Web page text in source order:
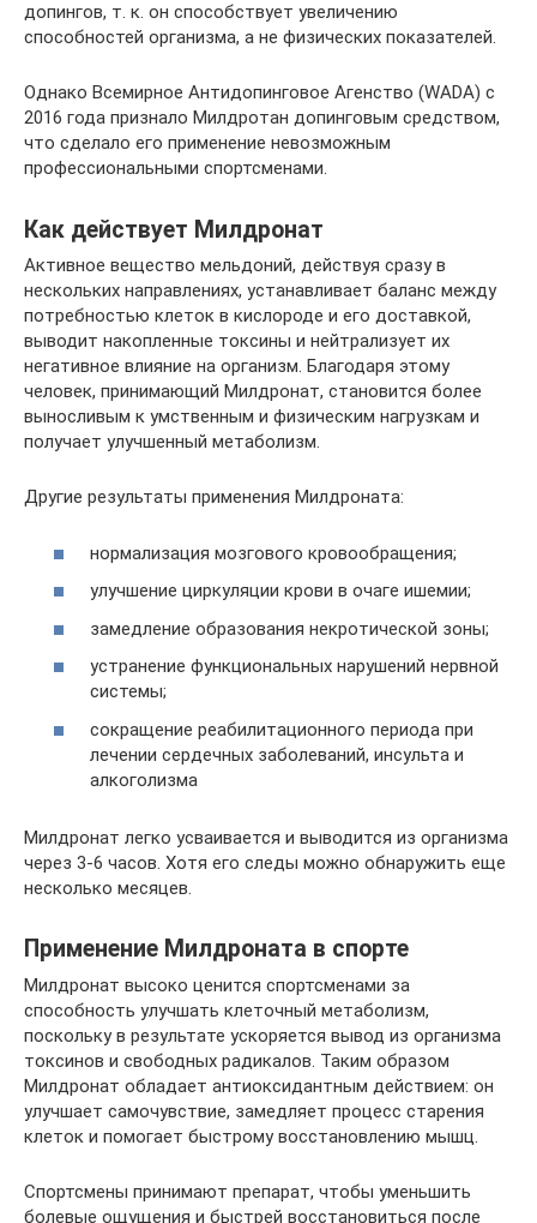
допингов, т. к. он способствует увеличению
способностей организма, а не физических показателей.
Однако Всемирное Антидопинговое Агенство (WADA) с
2016 года признало Милдротан допинговым средством,
что сделало его применение невозможным
профессиональными спортсменами.
Как действует Милдронат
Активное вещество мельдоний, действуя сразу в
нескольких направлениях, устанавливает баланс между
потребностью клеток в кислороде и его доставкой,
выводит накопленные токсины и нейтрализует их
негативное влияние на организм. Благодаря этому
человек, принимающий Милдронат, становится более
выносливым к умственным и физическим нагрузкам и
получает улучшенный метаболизм.
Другие результаты применения Милдроната:
нормализация мозгового кровообращения;
улучшение циркуляции крови в очаге ишемии;
замедление образования некротической зоны;
устранение функциональных нарушений нервной
системы;
сокращение реабилитационного периода при
лечении сердечных заболеваний, инсульта и
алкоголизма
Милдронат легко усваивается и выводится из организма
через 3-6 часов. Хотя его следы можно обнаружить еще
несколько месяцев.
Применение Милдроната в спорте
Милдронат высоко ценится спортсменами за
способность улучшать клеточный метаболизм,
поскольку в результате ускоряется вывод из организма
токсинов и свободных радикалов. Таким образом
Милдронат обладает антиоксидантным действием: он
улучшает самочувствие, замедляет процесс старения
клеток и помогает быстрому восстановлению мышц.
Спортсмены принимают препарат, чтобы уменьшить
болевые ощущения и быстрей восстановиться после